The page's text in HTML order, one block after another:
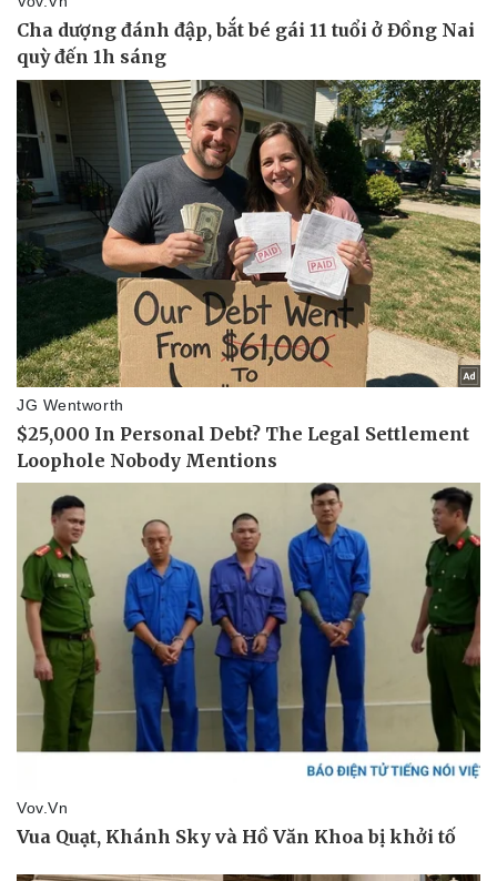
Thể thao
Bóng đá
Lịch thi đấu bóng đá
Thế giới thể thao
Hậu trường
Ô tô - Xe máy
Ô tô
Xe máy
Tư vấn